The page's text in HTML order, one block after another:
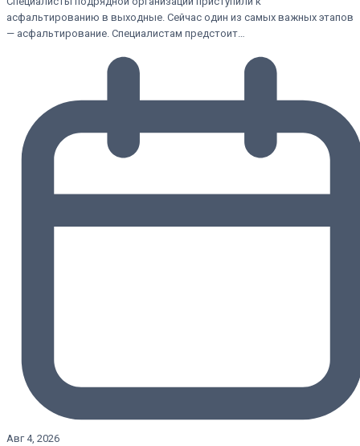
асфальтированию в выходные. Сейчас один из самых важных этапов
— асфальтирование. Специалистам предстоит…
Авг 4, 2026